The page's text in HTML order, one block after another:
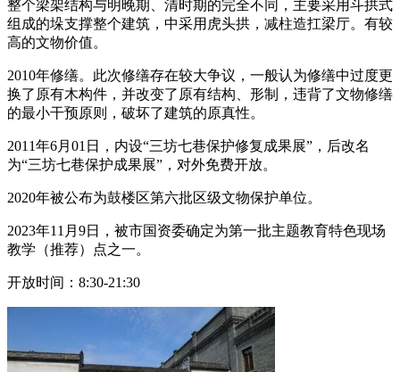
整个梁架结构与明晚期、清时期的完全不同，主要采用斗拱式
组成的垛支撑整个建筑，中采用虎头拱，减柱造扛梁厅。有较
高的文物价值。
2010年修缮。此次修缮存在较大争议，一般认为修缮中过度更
换了原有木构件，并改变了原有结构、形制，违背了文物修缮
的最小干预原则，破坏了建筑的原真性。
2011年6月01日，内设“三坊七巷保护修复成果展”，后改名
为“三坊七巷保护成果展”，对外免费开放。
2020年被公布为鼓楼区第六批区级文物保护单位。
2023年11月9日，被市国资委确定为第一批主题教育特色现场
教学（推荐）点之一。
开放时间：8:30-21:30